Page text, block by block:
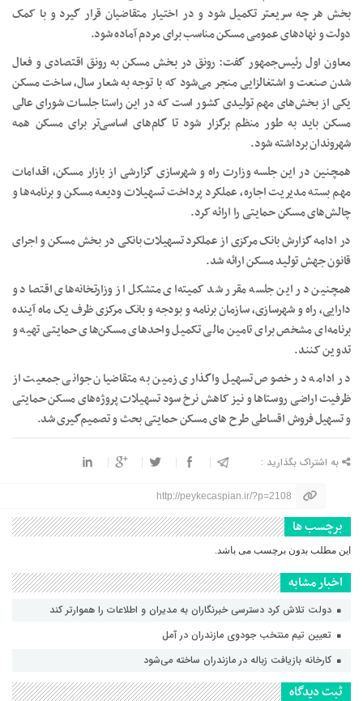
بخش هر چه سریعتر تکمیل شود و در اختیار متقاضیان قرار گیرد و با کمک
دولت و نهاد‌های عمومی مسکن مناسب برای مردم آماده شود.
معاون اول رئیس‌جمهور گفت: رونق در بخش مسکن به رونق اقتصادی و فعال
شدن صنعت و اشتغالزایی منجر می‌شود که با توجه به شعار سال، ساخت مسکن
یکی از بخش‌های مهم تولیدی کشور است که در این راستا جلسات شورای عالی
مسکن باید به طور منظم برگزار شود تا گام‌های اساسی‌تر برای مسکن همه
شهروندان برداشته شود.
همچنین در این جلسه وزارت راه و شهرسازی گزارشی از بازار مسکن، اقدامات
مهم بسته مدیریت اجاره، عملکرد پرداخت تسهیلات ودیعه مسکن و برنامه‌ها و
چالش‌های مسکن حمایتی را ارائه کرد.
در ادامه گزارش بانک مرکزی از عملکرد تسهیلات بانکی در بخش مسکن و اجرای
قانون جهش تولید مسکن ارائه شد.
همچنین در این جلسه مقرر شد کمیته‌ای متشکل از وزارتخانه‌های اقتصاد و
دارایی، راه و شهرسازی، سازمان برنامه و بودجه و بانک مرکزی ظرف یک ماه آینده
برنامه‌ای مشخص برای تامین مالی تکمیل واحد‌های مسکن‌های حمایتی تهیه و
تدوین کنند.
در ادامه در خصوص تسهیل واگذاری زمین به متقاضیان جوانی جمعیت از
ظرفیت اراضی روستا‌ها و نیز کاهش نرخ سود تسهیلات پروژه‌های مسکن حمایتی
و تسهیل فروش اقساطی طرح های مسکن حمایتی بحث و تصمیم‌گیری شد.
به اشتراک بگذارید :
http://peykecaspian.ir/?p=2108
برچسب ها
این مطلب بدون برچسب می باشد.
اخبار مشابه
دولت تلاش کرد دسترسی خبرنگاران به مدیران و اطلاعات را هموارتر کند
تعیین تیم منتخب جودوی مازندران در آمل
کارخانه بازیافت زباله در مازندران ساخته می‌شود
ثبت دیدگاه